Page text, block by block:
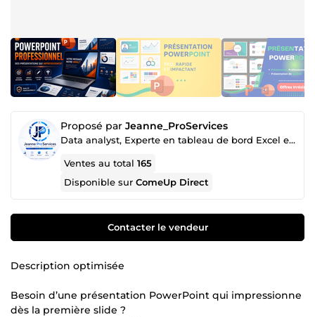
Proposé par Jeanne_ProServices
Data analyst, Experte en tableau de bord Excel et Power BI, en Automatisation Excel et Scraping
Ventes au total165
Disponible surComeUp Direct
Contacter le vendeur
Description optimisée
Besoin d’une présentation PowerPoint qui impressionne
dès la première slide ?